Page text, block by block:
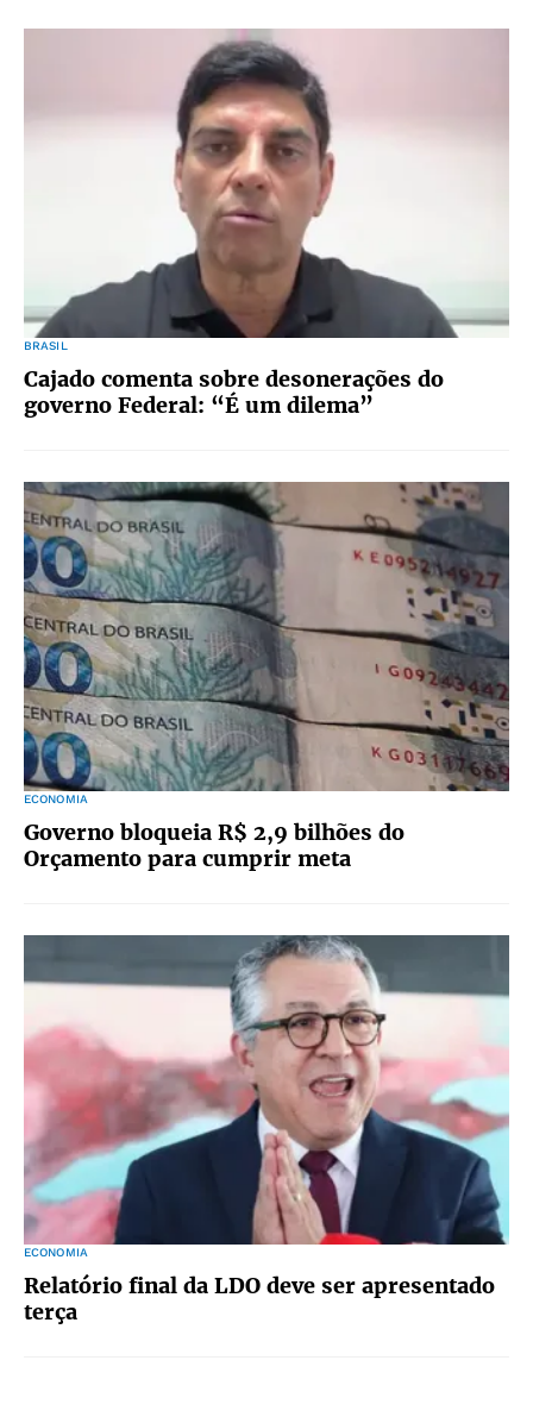
BRASIL
Cajado comenta sobre desonerações do
governo Federal: “É um dilema”
ECONOMIA
Governo bloqueia R$ 2,9 bilhões do
Orçamento para cumprir meta
ECONOMIA
Relatório final da LDO deve ser apresentado
terça